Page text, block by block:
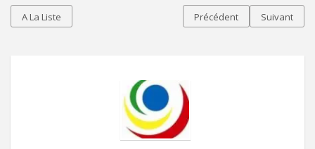
A La Liste Précédent Suivant